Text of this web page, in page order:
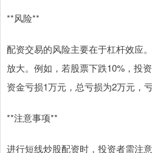
**风险**
配资交易的风险主要在于杠杆效应
放大。例如，若股票下跌10%，投
资金亏损1万元，总亏损为2万元，亏
**注意事项**
进行短线炒股配资时，投资者需注